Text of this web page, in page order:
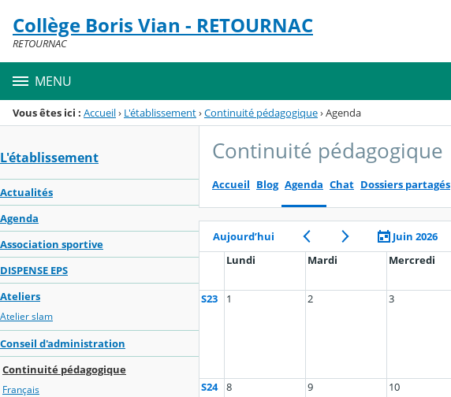
Menu de la rubrique
Contenu
Collège Boris Vian - RETOURNAC
RETOURNAC
MENU
Vous êtes ici : Accueil› L'établissement›Continuité pédagogique›Agenda
L'établissement
Actualités
Agenda
Association sportive
DISPENSE EPS
Ateliers
Atelier slam
Conseil d'administration
Continuité pédagogique
Français
Continuité pédagogique
Accueil Blog Agenda Chat Dossiers partagés
Aujourd’hui Juin 2026
Lundi
Mardi Mercredi
S23 1 2 3
S24 8 9 10